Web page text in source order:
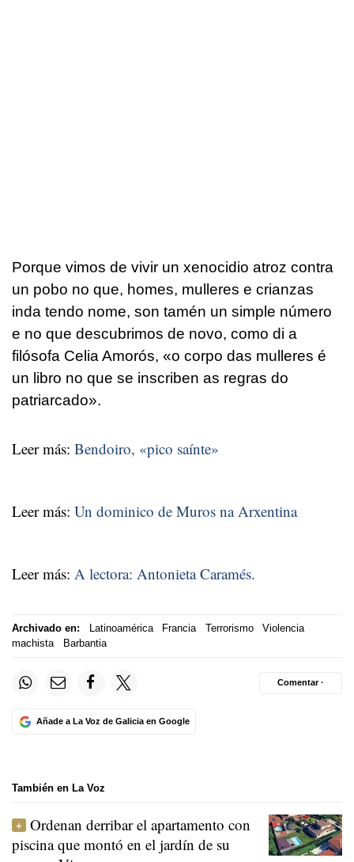
Porque vimos de vivir un xenocidio atroz contra
un pobo no que, homes, mulleres e crianzas
inda tendo nome, son tamén un simple número
e no que descubrimos de novo, como di a
filósofa Celia Amorós, «o corpo das mulleres é
un libro no que se inscriben as regras do
patriarcado».
Leer más: Bendoiro, «pico saínte»
Leer más: Un dominico de Muros na Arxentina
Leer más: A lectora: Antonieta Caramés.
Archivado en: Latinoamérica Francia Terrorismo
Violencia
machista
Barbantia
Añade a La Voz de Galicia en Google
Comentar ·
También en La Voz
Ordenan derribar el apartamento con
piscina que montó en el jardín de su